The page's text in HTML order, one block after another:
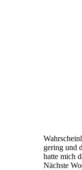
gering und
hatte mich
Nächste